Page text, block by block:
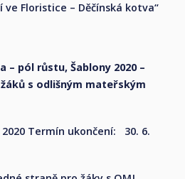
Floristice – Děčínská kotva“
– pól růstu, Šablony 2020 –
s odlišným mateřským
Termín ukončení: 30. 6.